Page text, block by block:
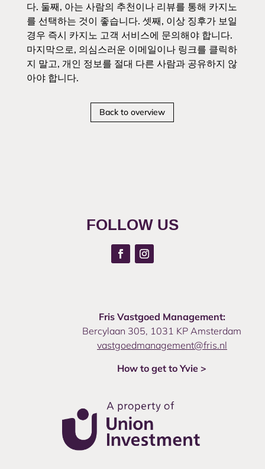
다. 둘째, 아는 사람의 추천이나 리뷰를 통해 카지노
를 선택하는 것이 좋습니다. 셋째, 이상 징후가 보일
경우 즉시 카지노 고객 서비스에 문의해야 합니다.
마지막으로, 의심스러운 이메일이나 링크를 클릭하
지 말고, 개인 정보를 절대 다른 사람과 공유하지 않
아야 합니다.
Back to overview
FOLLOW US
Fris Vastgoed Management:
Bercylaan 305, 1031 KP Amsterdam
vastgoedmanagement@fris.nl
How to get to Yvie >